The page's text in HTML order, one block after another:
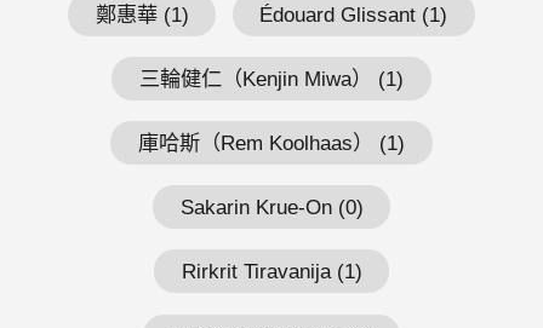
鄭惠華 (1) Édouard Glissant (1)
三輪健仁（Kenjin Miwa） (1)
庫哈斯（Rem Koolhaas） (1)
Sakarin Krue-On (0)
Rirkrit Tiravanija (1)